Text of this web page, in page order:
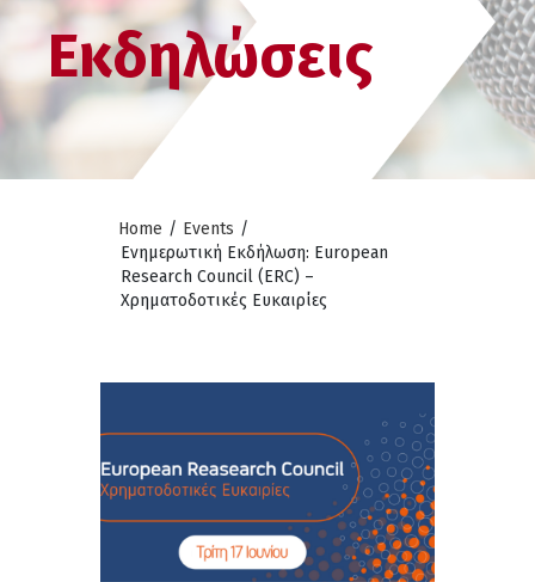
Εκδηλώσεις
Home / Events /
Ενημερωτική Εκδήλωση: European
Research Council (ERC) –
Χρηματοδοτικές Ευκαιρίες